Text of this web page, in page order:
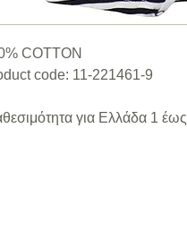
COTTON
code: 11-221461-9
για Ελλάδα 1